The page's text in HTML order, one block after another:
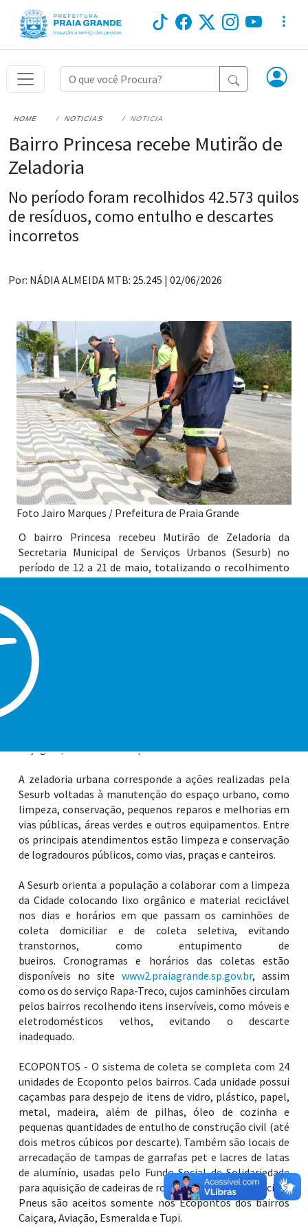
HOME NOTICIAS NOTICIA
Bairro Princesa recebe Mutirão de
Zeladoria
No período foram recolhidos 42.573 quilos
de resíduos, como entulho e descartes
incorretos
Por: NÁDIA ALMEIDA MTB: 25.245 | 02/06/2026
Foto Jairo Marques / Prefeitura de Praia Grande
O bairro Princesa recebeu Mutirão de Zeladoria da
Secretaria Municipal de Serviços Urbanos (Sesurb) no
período de 12 a 21 de maio, totalizando o recolhimento
600 quilos de materiais inservíveis descartados em locais
impróprios. Os trabalhos foram feitos em 28 logradouros
públicos, na área entre as ruas Maria Regina Carminatti
Campos e Eulenice Maria Jacob Cardoso.
As equipes ainda realizaram a pintura de 22.007 metros
lineares de ruas, além da limpeza de 4.400 metros de valas
roçagem, 42.138 metros quadrados.
A zeladoria urbana corresponde a ações realizadas pela
Sesurb voltadas à manutenção do espaço urbano, como
limpeza, conservação, pequenos reparos e melhorias em
vias públicas, áreas verdes e outros equipamentos. Entre
os principais atendimentos estão limpeza e conservação
de logradouros públicos, como vias, praças e canteiros.
A Sesurb orienta a população a colaborar com a limpeza
da Cidade colocando lixo orgânico e material reciclável
nos dias e horários em que passam os caminhões de
coleta domiciliar e de coleta seletiva, evitando
transtornos, como entupimento de
bueiros. Cronogramas e horários das coletas estão
disponíveis no site www2.praiagrande.sp.gov.br, assim
como os do serviço Rapa-Treco, cujos caminhões circulam
pelos bairros recolhendo itens inservíveis, como móveis e
eletrodomésticos velhos, evitando o descarte
inadequado.
ECOPONTOS - O sistema de coleta se completa com 24
unidades de Ecoponto pelos bairros. Cada unidade possui
caçambas para despejo de itens de vidro, plástico, papel,
metal, madeira, além de pilhas, óleo de cozinha e
pequenas quantidades de entulho de construção civil (até
dois metros cúbicos por descarte). Também são locais de
arrecadação de tampas de garrafas pet e lacres de latas
de alumínio, usadas pelo Fundo Social de Solidariedade
para aquisição de cadeiras de rodas para fins assistenciais.
Pneus são aceitos somente nos Ecopontos dos bairros
Caiçara, Aviação, Esmeralda e Tupi.